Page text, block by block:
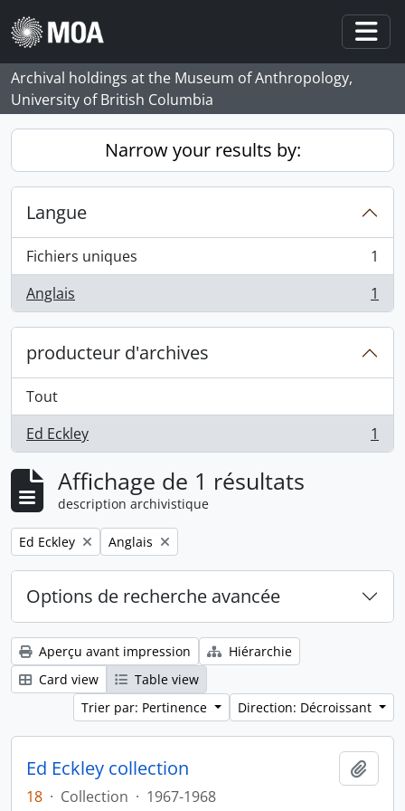
Skip to main content
Archival holdings at the Museum of Anthropology,
University of British Columbia
Narrow your results by:
Langue
Fichiers uniques
, 1 résultats
1
Anglais
, 1 résultats 1
producteur d'archives
Tout
Ed Eckley
, 1 résultats 1
Affichage de 1 résultats
description archivistique
Remove filter:
Ed Eckley Remove filter:
Anglais
Options de recherche avancée
Aperçu avant impression
Hiérarchie
Card view
Table view
Trier par: Pertinence
Direction: Décroissant
Ed Eckley collection
18 · Collection · 1967-1968